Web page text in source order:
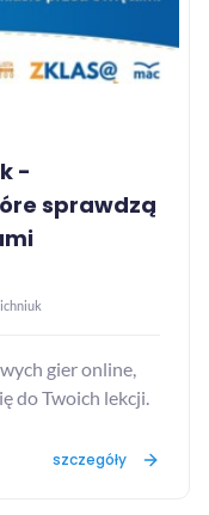
-
sprawdzą
gier online,
do Twoich lekcji.
szczegóły